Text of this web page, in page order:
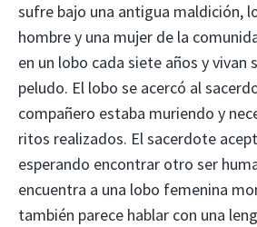
sufre bajo una antigua maldición,
hombre y una mujer de la
en un lobo cada siete años y vivan
peludo. El lobo se acercó al
compañero estaba muriendo y
ritos realizados. El sacerdote
esperando encontrar otro ser
encuentra a una lobo femenina
también parece hablar con una